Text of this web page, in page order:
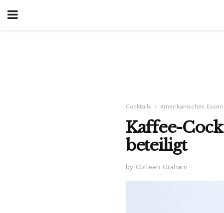
Cocktails Amerikanisches Essen
Kaffee-
beteiligt
by Colleen Graham